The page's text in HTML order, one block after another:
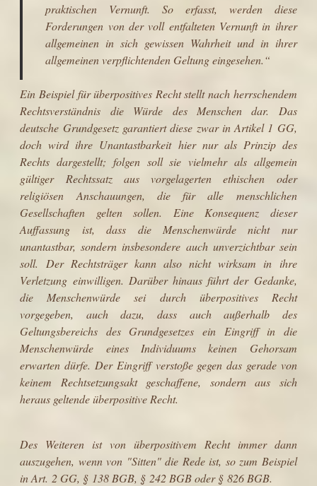
praktischen Vernunft. So erfasst, werden diese
Forderungen von der voll entfalteten Vernunft in ihrer
allgemeinen in sich gewissen Wahrheit und in ihrer
allgemeinen verpflichtenden Geltung eingesehen.“
Ein Beispiel für überpositives Recht stellt nach herrschendem
Rechtsverständnis die Würde des Menschen dar. Das
deutsche Grundgesetzgarantiert diese zwar inArtikel 1 GG,
doch wird ihre Unantastbarkeit hier nur als Prinzip des
Rechts dargestellt; folgen soll sie vielmehr als allgemein
gültiger Rechtssatz aus vorgelagerten ethischen oder
religiösen Anschauungen, die für alle menschlichen
Gesellschaften gelten sollen. Eine Konsequenz dieser
Auffassung ist, dass die Menschenwürde nicht nur
unantastbar, sondern insbesondere auch unverzichtbar sein
soll. Der Rechtsträgerkann also nicht wirksam in ihre
Verletzung einwilligen. Darüber hinaus führt der Gedanke,
die Menschenwürde sei durch überpositives Recht
vorgegeben, auch dazu, dass auch außerhalb des
Geltungsbereichs des Grundgesetzes ein Eingriff in die
Menschenwürde eines Individuums keinen Gehorsam
erwarten dürfe. Der Eingriff verstoße gegen das gerade von
keinem Rechtsetzungsakt geschaffene, sondern aus sich
heraus geltende überpositive Recht.
Des Weiteren ist von überpositivem Recht immer dann
auszugehen, wenn von "Sitten" die Rede ist, so zum Beispiel
inArt. 2 GG, § 138 BGB, § 242 BGB oder§ 826 BGB.